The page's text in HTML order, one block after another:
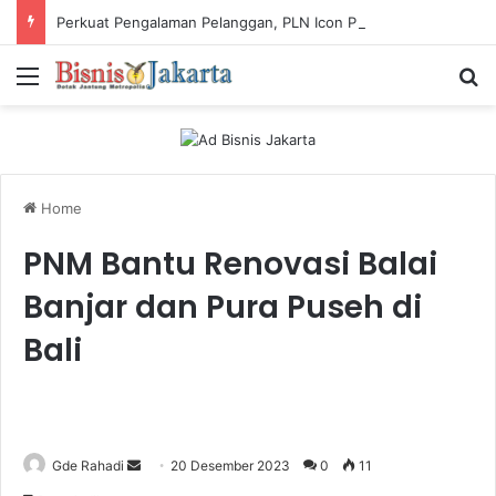
Menu
Home
PNM Bantu Renovasi Balai
Banjar dan Pura Puseh di
Bali
Gde Rahadi 20 Desember 2023 0 11